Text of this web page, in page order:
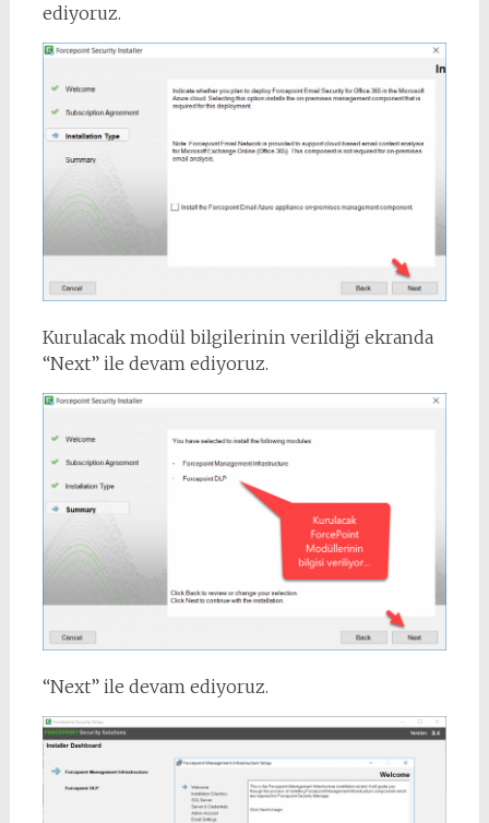
ediyoruz.
Kurulacak modül bilgilerinin verildiği ekranda
“Next” ile devam ediyoruz.
“Next” ile devam ediyoruz.